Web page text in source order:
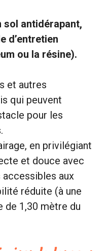
sol antidérapant,
d’entretien
ou la résine).
et autres
qui peuvent
pour les
en privilégiant
et douce avec
aux
réduite (à une
de 1,30 mètre du